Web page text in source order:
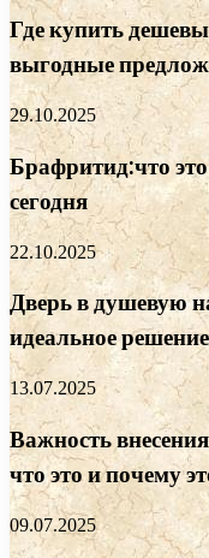
Где купить
выгодные
29.10.2025
Брафритид:что
сегодня
22.10.2025
Дверь в душевую
идеальное
13.07.2025
Важность
что это и почему
09.07.2025